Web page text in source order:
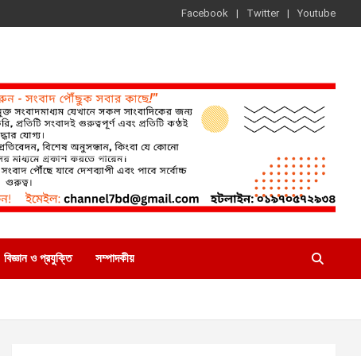
Facebook Twitter Youtube
বিজ্ঞান ও প্রযুক্তি সম্পাদকীয়